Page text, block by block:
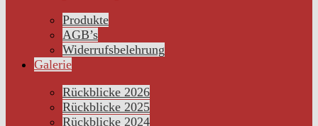
Produkte
AGB’s
Widerrufsbelehrung
Galerie
Rückblicke 2026
Rückblicke 2025
Rückblicke 2024